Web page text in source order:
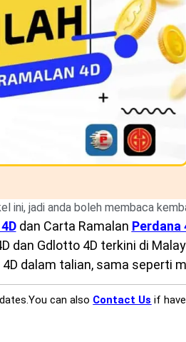
ini, jadi anda boleh membaca
dan Carta Ramalan Perdana
dan Gdlotto 4D terkini di
dalam talian, sama seperti
can also Contact Us if